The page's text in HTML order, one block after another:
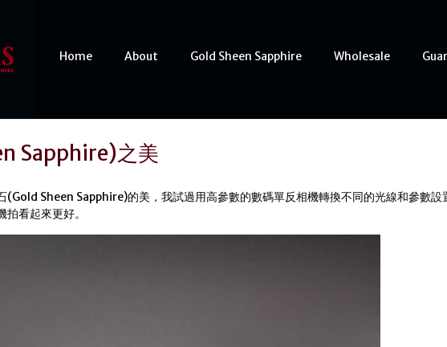
Home About Gold Sheen Sapphire Wholesale
Sapphire)之美
(Gold Sheen Sapphire)的美，我試過用高參數的數碼單反相機轉換不同的光線和參數設
看起來更好。